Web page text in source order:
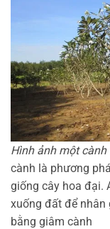
Hình ảnh một
cành là phương
giống cây hoa đại.
xuống đất để nhân
bằng giâm cành